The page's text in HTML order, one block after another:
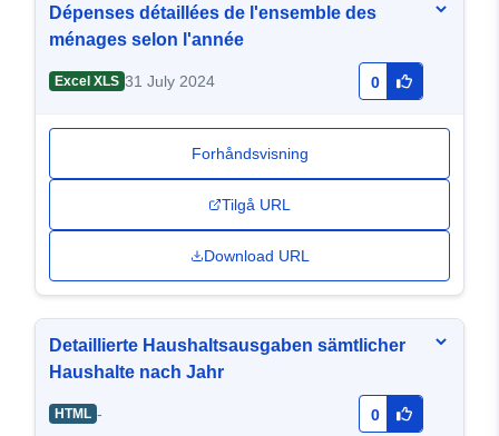
Dépenses détaillées de l'ensemble des
ménages selon l'année
Excel XLS 31 July 2024 0
Forhåndsvisning
Tilgå URL
Download URL
Detaillierte Haushaltsausgaben sämtlicher
Haushalte nach Jahr
HTML - 0